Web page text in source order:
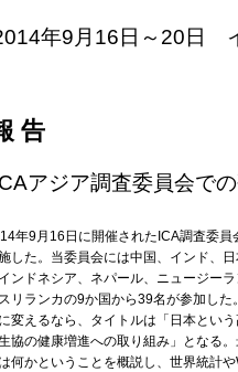
年9月16日～20日
告
アジア調査委員会で
年9月16日に開催されたICA調査委員
した。当委員会には中国、インド、
ンドネシア、ネパール、ニュージー
リランカの9か国から39名が参加した
変えるなら、タイトルは「日本とい
協の健康増進への取り組み」となる
何かということを概説し、世界統計